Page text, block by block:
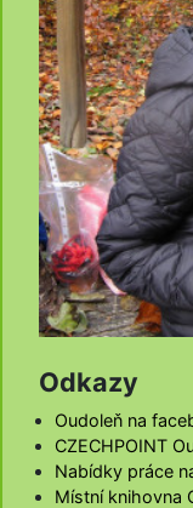
Odkazy
Oudoleň na
CZECHPOINT
Nabídky práce
Místní knihovna